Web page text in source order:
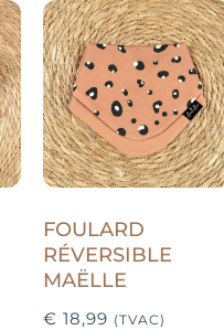
FOULARD
RÉVERSIBLE
MAËLLE
€ 18,99 (TVAC)